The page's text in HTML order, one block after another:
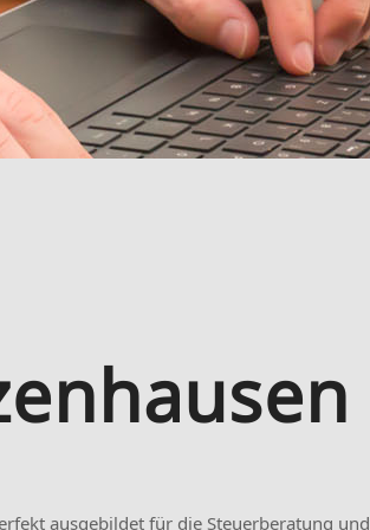
ausgebildet für die Steuerberatung und